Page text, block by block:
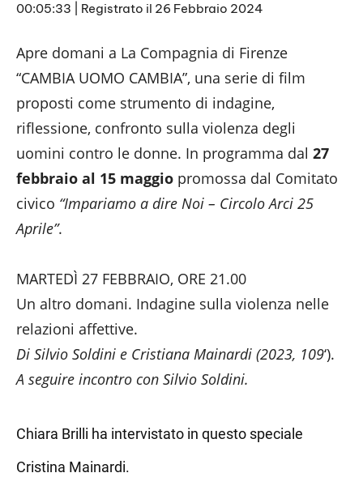
SHARE
EMBED
00:05:33
Registrato il 26 Febbraio 2024
Apre domani a La Compagnia di Firenze
“CAMBIA UOMO CAMBIA”, una serie di film
proposti come strumento di indagine,
riflessione, confronto sulla violenza degli
uomini contro le donne. In programma dal 27
febbraio al 15 maggio promossa dal Comitato
civico “Impariamo a dire Noi – Circolo Arci 25
Aprile”.
MARTEDÌ 27 FEBBRAIO, ORE 21.00
Un altro domani. Indagine sulla violenza nelle
relazioni affettive.
Di Silvio Soldini e Cristiana Mainardi (2023, 109‘).
A seguire incontro con Silvio Soldini.
Chiara Brilli ha intervistato in questo speciale
Cristina Mainardi.